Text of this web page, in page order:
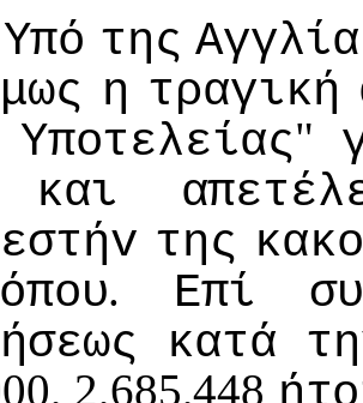
Υπό της
η τραγική
Υπoτελείας"
και
της
. Επί
κατά
2,685,448